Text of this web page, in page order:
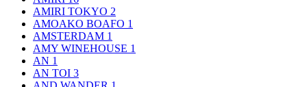
AMIRI TOKYO 2
AMOAKO BOAFO 1
AMSTERDAM 1
AMY WINEHOUSE 1
AN 1
AN TOI 3